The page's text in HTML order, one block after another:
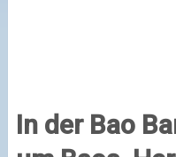
In der Bao